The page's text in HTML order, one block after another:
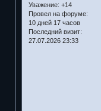
Уважение: +14
Провел на форуме:
10 дней 17 часов
Последний визит:
27.07.2026 23:33